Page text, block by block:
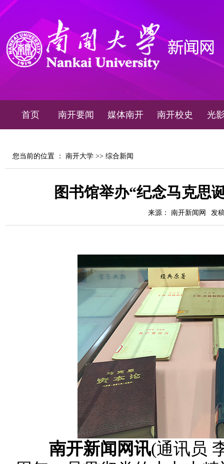
首页 南开要闻 媒体南开 南开校史 光
您当前的位置 ： 南开大学 >> 综合新闻
图书馆举办“纪念马克思
来源： 南开新闻网 发
南开新闻网讯(通讯员